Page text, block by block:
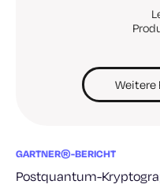
Weitere
GARTNER®-BERICHT
Postquantum-